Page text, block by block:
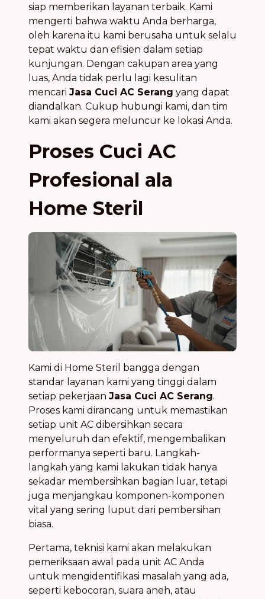
siap memberikan layanan terbaik. Kami
mengerti bahwa waktu Anda berharga,
oleh karena itu kami berusaha untuk selalu
tepat waktu dan efisien dalam setiap
kunjungan. Dengan cakupan area yang
luas, Anda tidak perlu lagi kesulitan
mencari Jasa Cuci AC Serang yang dapat
diandalkan. Cukup hubungi kami, dan tim
kami akan segera meluncur ke lokasi Anda.
Proses Cuci AC
Profesional ala
Home Steril
Kami di Home Steril bangga dengan
standar layanan kami yang tinggi dalam
setiap pekerjaan Jasa Cuci AC Serang.
Proses kami dirancang untuk memastikan
setiap unit AC dibersihkan secara
menyeluruh dan efektif, mengembalikan
performanya seperti baru. Langkah-
langkah yang kami lakukan tidak hanya
sekadar membersihkan bagian luar, tetapi
juga menjangkau komponen-komponen
vital yang sering luput dari pembersihan
biasa.
Pertama, teknisi kami akan melakukan
pemeriksaan awal pada unit AC Anda
untuk mengidentifikasi masalah yang ada,
seperti kebocoran, suara aneh, atau